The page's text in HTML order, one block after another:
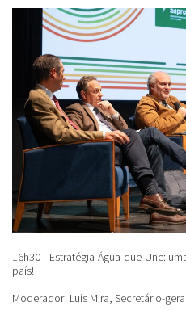
16h30 - Estratégia Água que Une:
país!
Moderador: Luís Mira, Secretário-